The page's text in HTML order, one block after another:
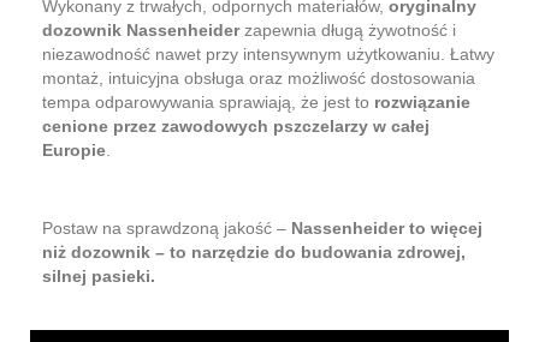
Wykonany z trwałych, odpornych materiałów, oryginalny
dozownik Nassenheiderzapewnia długą żywotność i
niezawodność nawet przy intensywnym użytkowaniu. Łatwy
montaż, intuicyjna obsługa oraz możliwość dostosowania
tempa odparowywania sprawiają, że jest to rozwiązanie
cenione przez zawodowych pszczelarzy w całej
Europie
Postaw na sprawdzoną jakość – Nassenheider to więcej
niż dozownik – to narzędzie do budowania zdrowej,
silnej pasieki.